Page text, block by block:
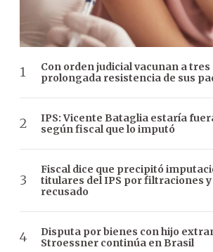
Con orden judicial vacunan a
prolongada resistencia de sus
IPS: Vicente Bataglia estaría
según fiscal que lo imputó
Fiscal dice que precipitó
titulares del IPS por filtraciones
recusado
Disputa por bienes con hijo
Stroessner continúa en Brasil